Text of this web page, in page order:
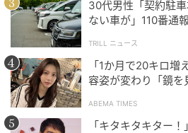
体力的にもしんどくて、1日1日
の時、どうしてもきつい言い方
ると思うんです。それは仕方が
ん。
でも毎回イライラをぶつけられ
を見るしかできない立場だった
30代男性「契約駐
ない車が」110番通
TRILL ニュース
「1か月で20キロ
容姿が変わり「鏡を
ABEMA TIMES
「キタキタキター